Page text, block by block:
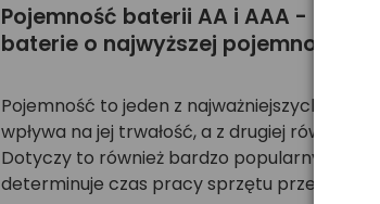
Pojemność baterii AA i AAA - od
baterie o najwyższej pojemności?
Pojemność to jeden z najważniejszych
wpływa na jej trwałość, a z drugiej również
Dotyczy to również bardzo popularnych
determinuje czas pracy sprzętu przed